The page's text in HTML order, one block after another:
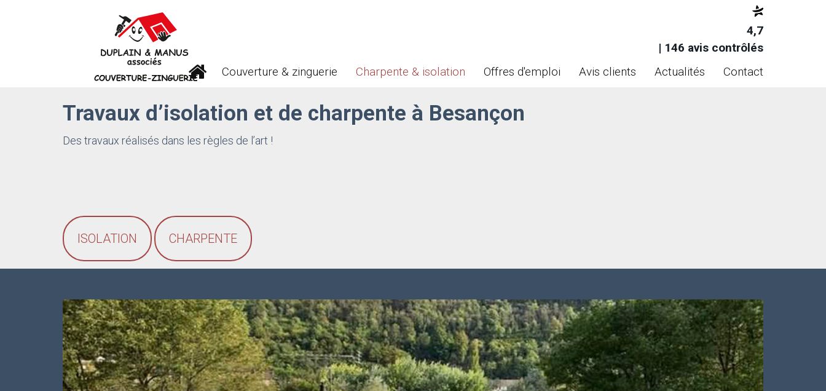
4,7
| 146 avis contrôlés
Couverture & zinguerie
Charpente & isolation Offres d'emploi Avis clients Actualités Contact
Travaux d’isolation et de charpente à Besançon
Des travaux réalisés dans les règles de l’art !
ISOLATION CHARPENTE